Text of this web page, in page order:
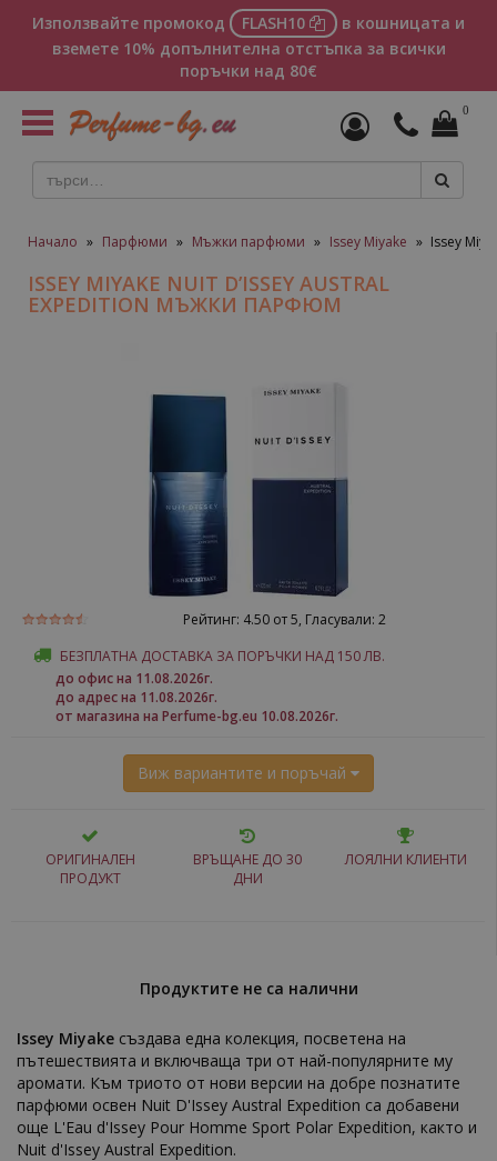
Използвайте промокод FLASH10
в кошницата и
вземете 10% допълнителна отстъпка за всички
поръчки над 80€
Toggle
navigation
0
Начало » Парфюми » Мъжки парфюми » Issey Miyake » Issey
ISSEY MIYAKE NUIT D’ISSEY AUSTRAL
EXPEDITION МЪЖКИ ПАРФЮМ
Рейтинг: 4.50от 5, Гласували: 2
БЕЗПЛАТНА ДОСТАВКА ЗА ПОРЪЧКИ НАД 150 ЛВ.
до офис на 11.08.2026г.
до адрес на 11.08.2026г.
от магазина на Perfume-bg.eu 10.08.2026г.
Виж вариантите и поръчай
ОРИГИНАЛЕН
ПРОДУКТ
ВРЪЩАНЕ ДО 30
ДНИ
ЛОЯЛНИ КЛИЕНТИ
Продуктите не са налични
Issey Miyake създава една колекция, посветена на
пътешествията и включваща три от най-популярните му
аромати. Към триото от нови версии на добре познатите
парфюми освен Nuit D'Issey Austral Expedition са добавени
още L'Eau d'Issey Pour Homme Sport Polar Expedition, както и
Nuit d'Issey Austral Expedition.